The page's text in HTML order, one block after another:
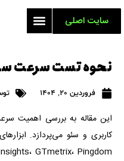
سایت اصلی
نحوه تست سرعت
فروردین 20, 1404
این مقاله به بررسی اهمیت